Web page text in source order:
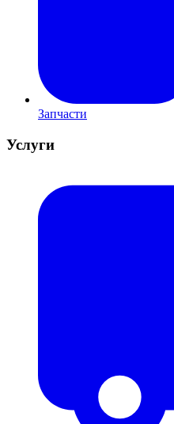
Запчасти
Услуги